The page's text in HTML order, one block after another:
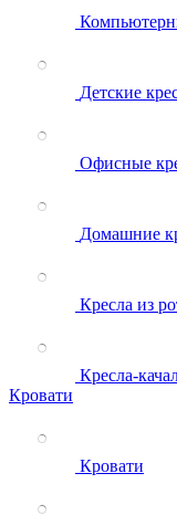
Детские
Офисные
Домашние
Кресла из
Кресла-
Кровати
Кровати